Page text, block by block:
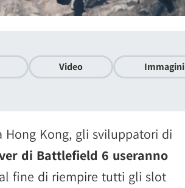
Video Immagini
Kong, gli sviluppatori di
di Battlefield 6 useranno
fine di riempire tutti gli slot